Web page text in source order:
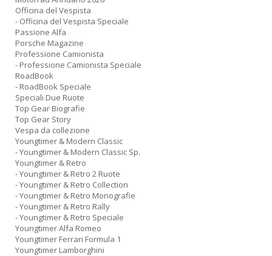
Officina del Vespista
- Officina del Vespista Speciale
Passione Alfa
Porsche Magazine
Professione Camionista
- Professione Camionista Speciale
RoadBook
- RoadBook Speciale
Speciali Due Ruote
Top Gear Biografie
Top Gear Story
Vespa da collezione
Youngtimer & Modern Classic
- Youngtimer & Modern Classic Sp.
Youngtimer & Retro
- Youngtimer & Retro 2 Ruote
- Youngtimer & Retro Collection
- Youngtimer & Retro Monografie
- Youngtimer & Retro Rally
- Youngtimer & Retro Speciale
Youngtimer Alfa Romeo
Youngtimer Ferrari Formula 1
Youngtimer Lamborghini